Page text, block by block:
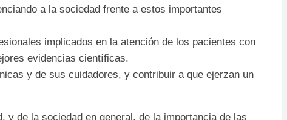
a la sociedad frente a estos importantes
implicados en la atención de los pacientes con
evidencias científicas.
y de sus cuidadores, y contribuir a que ejerzan un
de la sociedad en general, de la importancia de las